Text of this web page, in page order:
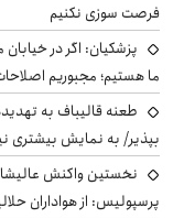
فرصت سوزی نکنیم
پزشکیان: اگر در
ما هستیم؛ مجبوریم
طعنه قالیباف به
بپذیر/ به نمایش بیشتری
نخستین واکنش
پرسپولیس: از هواداران